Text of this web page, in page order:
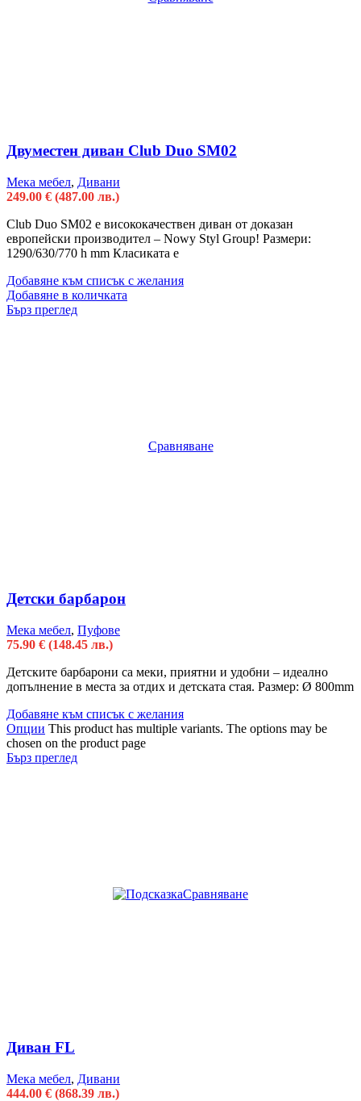
Двуместен диван Club Duo SM02
Мека мебел, Дивани
249.00 € (487.00 лв.)
Club Duo SM02 e висококачествен диван от доказан
европейски производител – Nowy Styl Group! Размери:
1290/630/770 h mm Класиката е
Добавяне към списък с желания
Добавяне в количката
Бърз преглед
Сравняване
Детски барбарон
Мека мебел, Пуфове
75.90 € (148.45 лв.)
Детските барбарони са меки, приятни и удобни – идеално
допълнение в места за отдих и детската стая. Размер: Ø 800mm
Добавяне към списък с желания
Опции This product has multiple variants. The options may be
chosen on the product page
Бърз преглед
Сравняване
Диван FL
Мека мебел, Дивани
444.00 € (868.39 лв.)